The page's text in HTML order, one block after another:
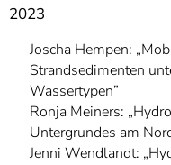
2023
Joscha Hempen:
Strandsedimenten
Wassertypen”
Ronja Meiners:
Untergrundes am
Jenni Wendlandt: